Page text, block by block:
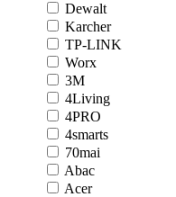
Dewalt
Karcher
TP-LINK
Worx
3M
4Living
4PRO
4smarts
70mai
Abac
Acer